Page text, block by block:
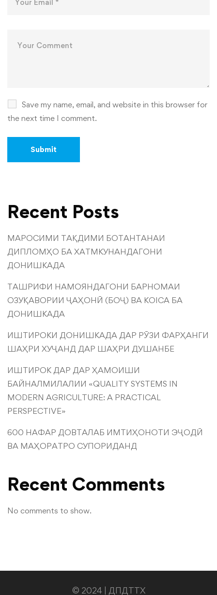
Save my name, email, and website in this browser for
the next time I comment.
Recent Posts
МАРОСИМИ ТАҚДИМИ БОТАНТАНАИ
ДИПЛОМҲО БА ХАТМКУНАНДАГОНИ
ДОНИШКАДА
ТАШРИФИ НАМОЯНДАГОНИ БАРНОМАИ
ОЗУҚАВОРИИ ҶАҲОНӢ (БОҶ) ВА KOICA БА
ДОНИШКАДА
ИШТИРОКИ ДОНИШКАДА ДАР РӮЗИ ФАРҲАНГИ
ШАҲРИ ХУҶАНД ДАР ШАҲРИ ДУШАНБЕ
ИШТИРОК ДАР ДАР ҲАМОИШИ
БАЙНАЛМИЛАЛИИ «QUALITY SYSTEMS IN
MODERN AGRICULTURE: A PRACTICAL
PERSPECTIVE»
600 НАФАР ДОВТАЛАБ ИМТИҲОНОТИ ЭҶОДӢ
ВА МАҲОРАТРО СУПОРИДАНД
Recent Comments
No comments to show.
© 2024 | ДПДТТХ